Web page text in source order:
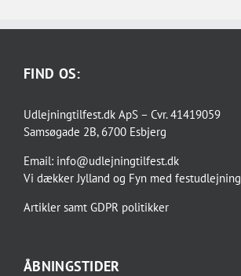
FIND OS:
Udlejningtilfest.dk ApS – Cvr. 41419059
Samsøgade 2B, 6700 Esbjerg
Email: info@udlejningtilfest.dk
Vi dækker Jylland og Fyn med festudlejning
Artikler samt GDPR politikker
ÅBNINGSTIDER